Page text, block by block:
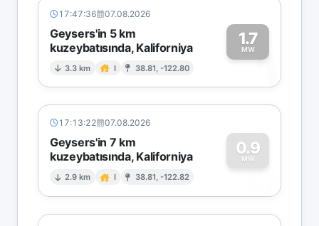
17:47:36 07.08.2026
Geysers'in 5 km
kuzeybatısında, Kaliforniya
3.3 km I 38.81, -122.80
1.7
MW1
17:13:22 07.08.2026
Geysers'in 7 km
kuzeybatısında, Kaliforniya
2.9 km I 38.81, -122.82
0.9
MW
0